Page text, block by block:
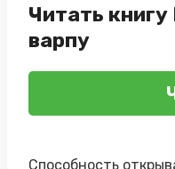
Читать
варпу
Способность